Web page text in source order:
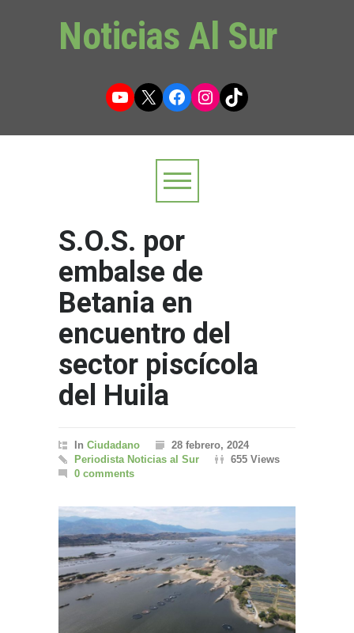
Noticias Al Sur
YouTube
X Facebook
Instagram
TikTok
S.O.S. por
embalse de
Betania en
encuentro del
sector piscícola
del Huila
In Ciudadano
28 febrero, 2024
Periodista Noticias al Sur
655 Views
0 comments